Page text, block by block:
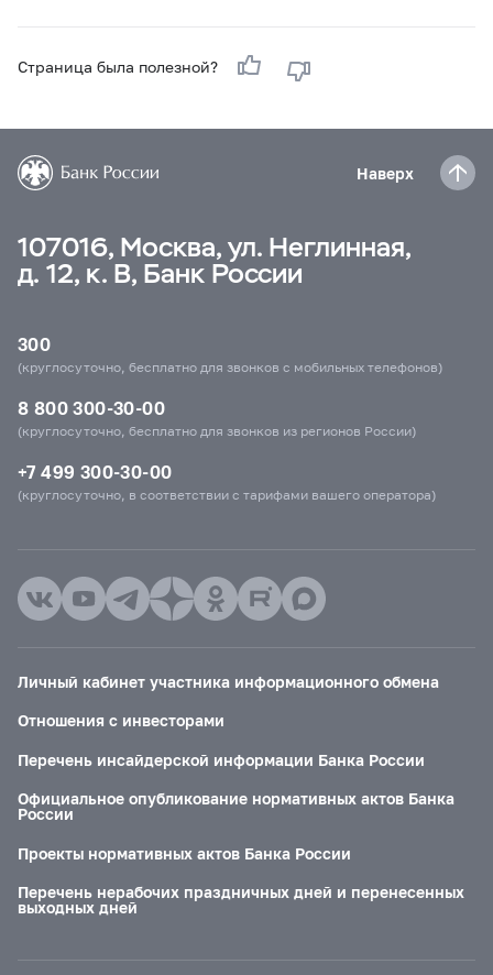
Страница была полезной?
Наверх
107016, Москва, ул. Неглинная,
д. 12, к. В, Банк России
300
(круглосуточно, бесплатно для звонков с мобильных телефонов)
8 800 300-30-00
(круглосуточно, бесплатно для звонков из регионов России)
+7 499 300-30-00
(круглосуточно, в соответствии с тарифами вашего оператора)
Личный кабинет участника информационного обмена
Отношения с инвесторами
Перечень инсайдерской информации Банка России
Официальное опубликование нормативных актов Банка
России
Проекты нормативных актов Банка России
Перечень нерабочих праздничных дней и перенесенных
выходных дней